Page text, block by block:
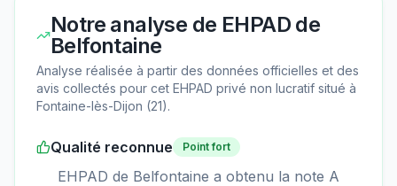
Notre analyse de EHPAD de
Belfontaine
Analyse réalisée à partir des données officielles et des
avis collectés pour cet EHPAD privé non lucratif situé à
Fontaine-lès-Dijon (21).
Qualité reconnue Point fort
EHPAD de Belfontaine a obtenu la note A